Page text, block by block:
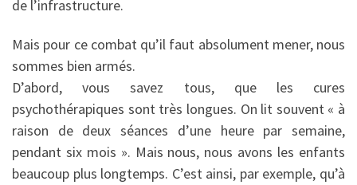
de l’infrastructure.
Mais pour ce combat qu’il faut absolument mener, nous
sommes bien armés.
D’abord, vous savez tous, que les cures
psychothérapiques sont très longues. On lit souvent « à
raison de deux séances d’une heure par semaine,
pendant six mois ». Mais nous, nous avons les enfants
beaucoup plus longtemps. C’est ainsi, par exemple, qu’à